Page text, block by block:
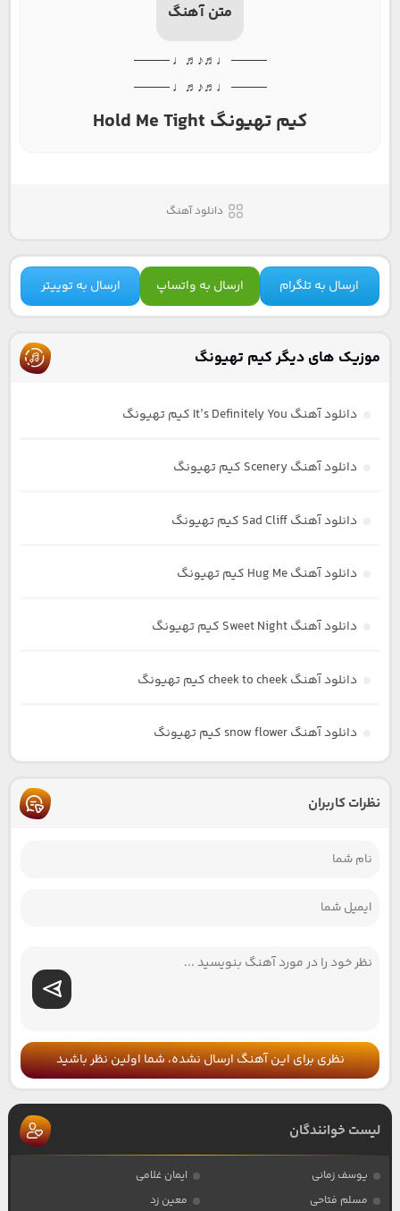
متن آهنگ
──── ♩♬♪♬♩ ────
──── ♩♬♪♬♩ ────
کیم تهیونگ Hold Me Tight
دانلود آهنگ
ارسال به تلگرام ارسال به واتساپ ارسال به توییتر
موزیک های دیگر کیم تهیونگ
دانلود آهنگ It’s Definitely You کیم تهیونگ
دانلود آهنگ Scenery کیم تهیونگ
دانلود آهنگ Sad Cliff کیم تهیونگ
دانلود آهنگ Hug Me کیم تهیونگ
دانلود آهنگ Sweet Night کیم تهیونگ
دانلود آهنگ cheek to cheek کیم تهیونگ
دانلود آهنگ snow flower کیم تهیونگ
نظرات کاربران
نظری برای این آهنگ ارسال نشده، شما اولین نظر باشید
لیست خوانندگان
یوسف زمانی
ایمان غلامی
مسلم فتاحی
معین زد